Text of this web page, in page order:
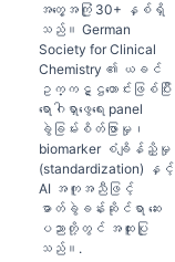
အတွေ့အကြုံ 30+ နှစ်ရှိ
သည်။ German
Society for Clinical
Chemistry ၏ ယခင်
ဥက္ကဋ္ဌဟောင်းဖြစ်ပြီး
ရောဂါရှာဖွေရေး panel
ခွဲခြမ်းစိတ်ဖြာမှု၊
biomarker စံချိန်ညှိမှု
(standardization) နှင့်
AI အကူအညီဖြင့်
ဓာတ်ခွဲခန်းဆိုင်ရာ ဆေး
ပညာတို့တွင် အထူးပြု
သည်။.